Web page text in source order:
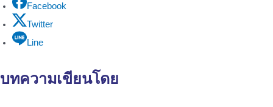
Facebook
Twitter
Line
บทความเขียนโดย